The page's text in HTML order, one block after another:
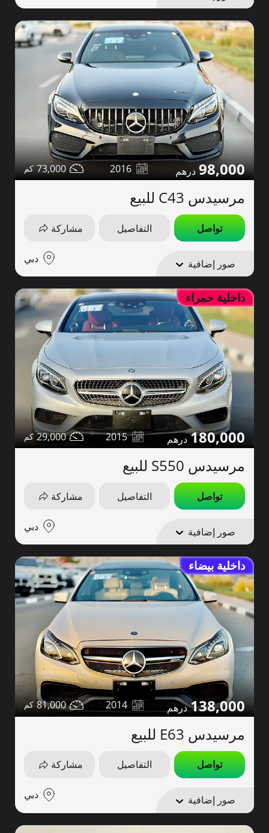
98,000
2016
73,000
مرسيدس C43 للبيع
تواصل التفاصيل مشاركة
صور إضافية دبي
داخلية حمراء
180,000
2015
29,000
مرسيدس S550 للبيع
تواصل التفاصيل مشاركة
صور إضافية دبي
داخلية بيضاء
138,000
2014
81,000
مرسيدس E63 للبيع
تواصل التفاصيل مشاركة
صور إضافية دبي